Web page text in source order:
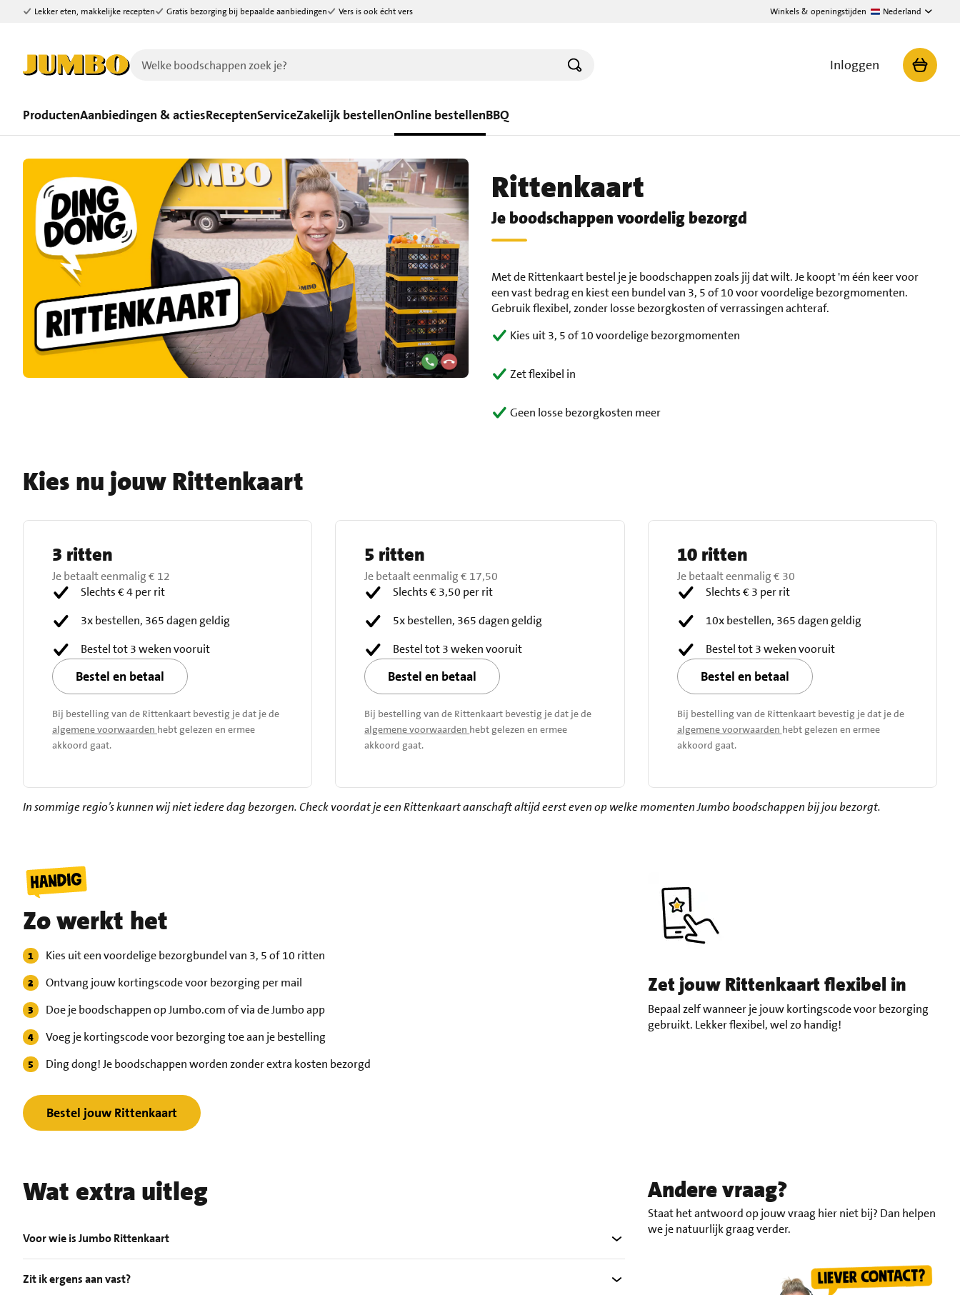
Ga naar zoeken
Ga naar hoofdinhoud
Lekker eten, makkelijke recepten Gratis bezorging bij bepaalde aanbiedingen Vers is ook écht vers Winkels & openingstijden Nederland
Inloggen
ProductenAanbiedingen & actiesReceptenServiceZakelijk bestellenOnline bestellenBBQ
Rittenkaart
Je boodschappen voordelig bezorgd
Met de Rittenkaart bestel je je boodschappen zoals jij dat wilt. Je koopt 'm één keer voor
een vast bedrag en kiest een bundel van 3, 5 of 10 voor voordelige bezorgmomenten.
Gebruik flexibel, zonder losse bezorgkosten of verrassingen achteraf.
Kies uit 3, 5 of 10 voordelige bezorgmomenten
Zet flexibel in
Geen losse bezorgkosten meer
Kies nu jouw Rittenkaart
3 ritten
Je betaalt eenmalig€ 12
Slechts € 4 per rit
3x bestellen, 365 dagen geldig
Bestel tot 3 weken vooruit
Bestel en betaal
Bij bestelling van de Rittenkaart bevestig je dat je de
algemene voorwaarden hebt gelezen en ermee
akkoord gaat.
5 ritten
Je betaalt eenmalig€ 17,50
Slechts € 3,50 per rit
5x bestellen, 365 dagen geldig
Bestel tot 3 weken vooruit
Bestel en betaal
Bij bestelling van de Rittenkaart bevestig je dat je de
algemene voorwaarden hebt gelezen en ermee
akkoord gaat.
10 ritten
Je betaalt eenmalig€ 30
Slechts € 3 per rit
10x bestellen, 365 dagen geldig
Bestel tot 3 weken vooruit
Bestel en betaal
Bij bestelling van de Rittenkaart bevestig je dat je de
algemene voorwaarden hebt gelezen en ermee
akkoord gaat.
In sommige regio’s kunnen wij niet iedere dag bezorgen. Check voordat je een Rittenkaart aanschaft altijd eerst even op welke momenten Jumbo boodschappen bij jou bezorgt.
Zo werkt het
Kies uit een voordelige bezorgbundel van 3, 5 of 10 ritten
Ontvang jouw kortingscode voor bezorging per mail
Doe je boodschappen op Jumbo.com of via de Jumbo app
Voeg je kortingscode voor bezorging toe aan je bestelling
Ding dong! Je boodschappen worden zonder extra kosten bezorgd
Bestel jouw Rittenkaart
Zet jouw Rittenkaart flexibel in
Bepaal zelf wanneer je jouw kortingscode voor bezorging
gebruikt. Lekker flexibel, wel zo handig!
Wat extra uitleg
Voor wie is Jumbo Rittenkaart
Zit ik ergens aan vast?
Andere vraag?
Staat het antwoord op jouw vraag hier niet bij? Dan helpen
we je natuurlijk graag verder.